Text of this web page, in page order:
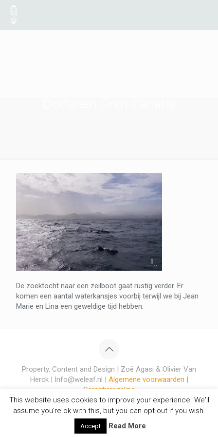
De zoektocht naar een zeilboot gaat rustig verder. Er
komen een aantal waterkansjes voorbij terwijl we bij Jean
Marie en Lina een geweldige tijd hebben.
Property, Content and Design | Zoë Agasi & Olivier Van
Herck | Info@weleaf.nl | Algemene voorwaarden |
Garantieregeling
This website uses cookies to improve your experience. We'll
assume you're ok with this, but you can opt-out if you wish.
Accept Read More